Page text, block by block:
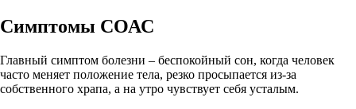
Симптомы СОАС
Главный симптом болезни – беспокойный сон, когда человек
часто меняет положение тела, резко просыпается из-за
собственного храпа, а на утро чувствует себя усталым.